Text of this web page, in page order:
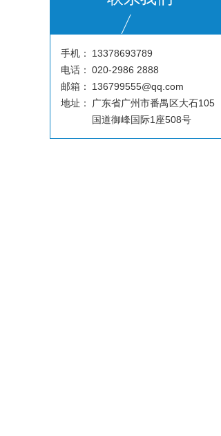
手机：
13378693789
电话： 020-2986 2888
邮箱：
136799555@qq.com
地址：
广东省广州市番禺区大石105
国道御峰国际1座508号